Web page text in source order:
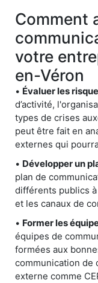
Comment
votre
en-Véron
• Évaluer les
d’activité,
types de crises
peut être fait en
externes qui
• Développer un
plan de
différents publics
et les canaux de
• Former les
équipes de
formées aux
communication de
externe comme